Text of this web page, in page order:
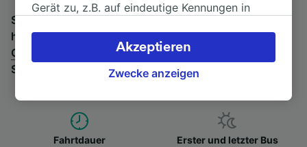
Suchen Sie nach einem Rückfahrtticket? Dann bitte
hier entlang:Fernbusse von Madrid nach
Granada
Wenn Sie lieber mit dem Zug fahren, prüfen
Sie die
Züge von Granada bis Madrid
Fahrtdauer Erster und letzter Bus
Gerät zu, z.B. auf eindeutige Kennungen in
verarbeiten. Sie können Ihre Präferenzen
akzeptieren oder verwalten, einschließlich
Ihres Widerspruchsrechts bei berechtigtem
Datenschutzrichtlinie. Diese Präferenzen
werden unseren Partnern signalisiert und
Zwecke anzeigen
Akzeptieren